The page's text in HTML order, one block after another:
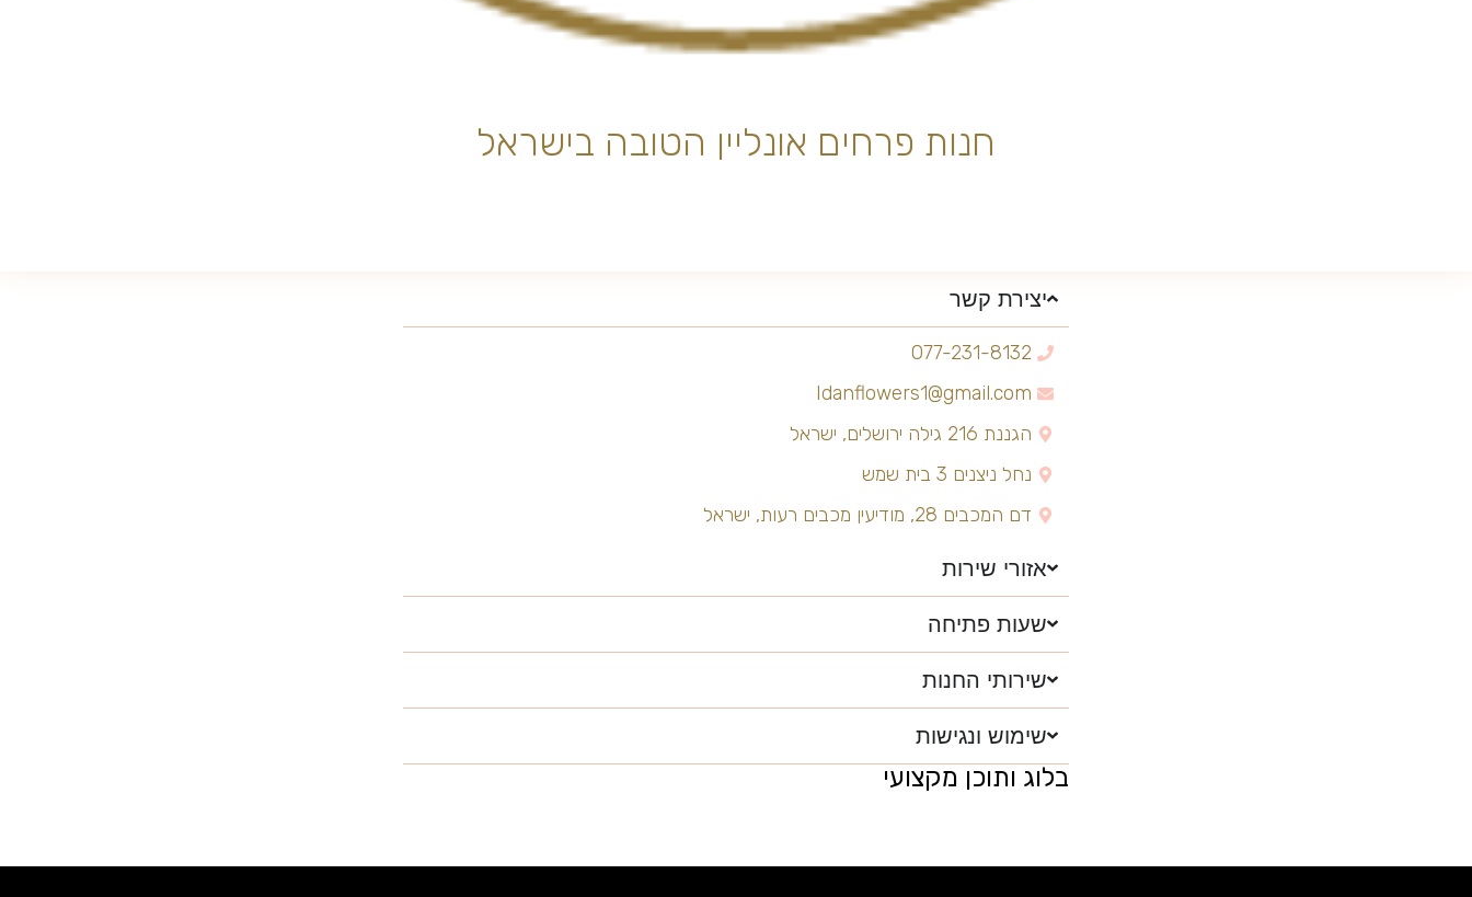
חנות פרחים אונליין הטובה בישראל
יצירת קשר
077-231-8132
Idanflowers1@gmail.com
הגננת 216 גילה ירושלים, ישראל
נחל ניצנים 3 בית שמש
דם המכבים 28, מודיעין מכבים רעות, ישראל
אזורי שירות
שעות פתיחה
שירותי החנות
שימוש ונגישות
בלוג ותוכן מקצועי